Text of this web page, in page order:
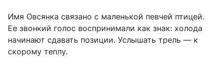
Имя Овсянка связано с маленькой певчей птицей.
Ее звонкий голос воспринимали как знак: холода
начинают сдавать позиции. Услышать трель — к
скорому теплу.